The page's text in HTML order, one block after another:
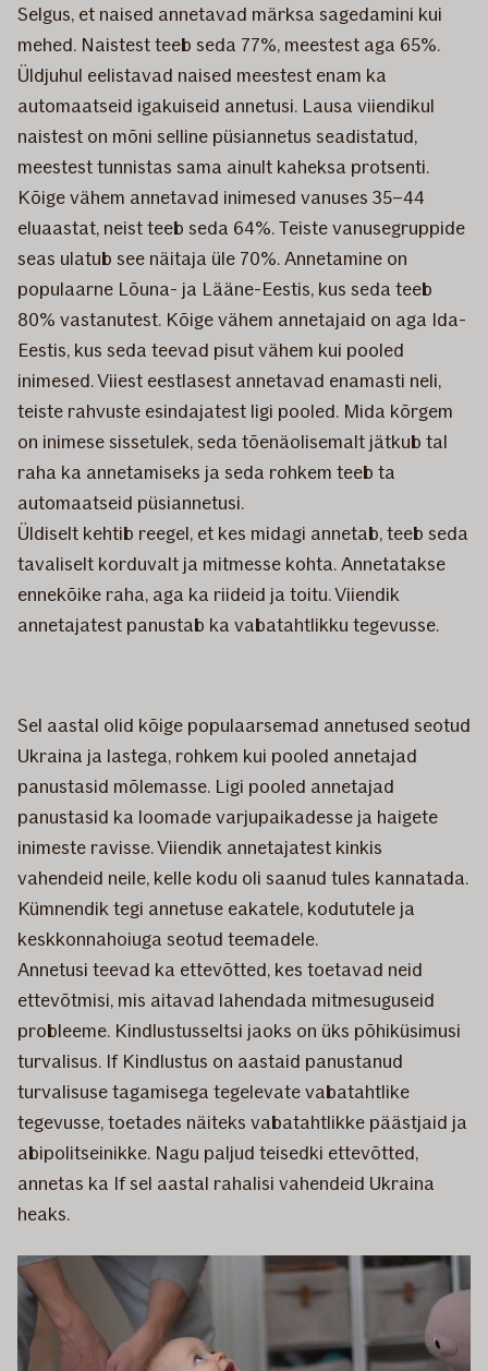
Selgus, et naised annetavad märksa sagedamini kui
mehed. Naistest teeb seda 77%, meestest aga 65%.
Üldjuhul eelistavad naised meestest enam ka
automaatseid igakuiseid annetusi. Lausa viiendikul
naistest on mõni selline püsiannetus seadistatud,
meestest tunnistas sama ainult kaheksa protsenti.
Kõige vähem annetavad inimesed vanuses 35–44
eluaastat, neist teeb seda 64%. Teiste vanusegruppide
seas ulatub see näitaja üle 70%. Annetamine on
populaarne Lõuna- ja Lääne-Eestis, kus seda teeb
80% vastanutest. Kõige vähem annetajaid on aga Ida-
Eestis, kus seda teevad pisut vähem kui pooled
inimesed. Viiest eestlasest annetavad enamasti neli,
teiste rahvuste esindajatest ligi pooled. Mida kõrgem
on inimese sissetulek, seda tõenäolisemalt jätkub tal
raha ka annetamiseks ja seda rohkem teeb ta
automaatseid püsiannetusi.
Üldiselt kehtib reegel, et kes midagi annetab, teeb seda
tavaliselt korduvalt ja mitmesse kohta. Annetatakse
ennekõike raha, aga ka riideid ja toitu. Viiendik
annetajatest panustab ka vabatahtlikku tegevusse.
Sel aastal olid kõige populaarsemad annetused seotud
Ukraina ja lastega, rohkem kui pooled annetajad
panustasid mõlemasse. Ligi pooled annetajad
panustasid ka loomade varjupaikadesse ja haigete
inimeste ravisse. Viiendik annetajatest kinkis
vahendeid neile, kelle kodu oli saanud tules kannatada.
Kümnendik tegi annetuse eakatele, kodututele ja
keskkonnahoiuga seotud teemadele.
Annetusi teevad ka ettevõtted, kes toetavad neid
ettevõtmisi, mis aitavad lahendada mitmesuguseid
probleeme. Kindlustusseltsi jaoks on üks põhiküsimusi
turvalisus. If Kindlustus on aastaid panustanud
turvalisuse tagamisega tegelevate vabatahtlike
tegevusse, toetades näiteks vabatahtlikke päästjaid ja
abipolitseinikke. Nagu paljud teisedki ettevõtted,
annetas ka If sel aastal rahalisi vahendeid Ukraina
heaks.